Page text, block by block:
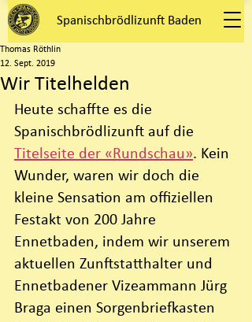
Spanischbrödlizunft Baden
Wir Titelhelden
Thomas Röthlin
12. Sept. 2019
Heute schaffte es die
Spanischbrödlizunft auf die
Titelseite der «Rundschau». Kein
Wunder, waren wir doch die
kleine Sensation am offiziellen
Festakt von 200 Jahre
Ennetbaden, indem wir unserem
aktuellen Zunftstatthalter und
Ennetbadener Vizeammann Jürg
Braga einen Sorgenbriefkasten